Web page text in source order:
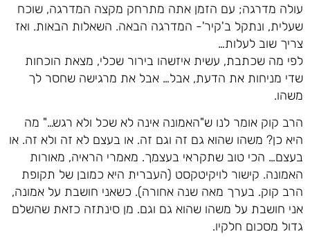
עולה מדרגה; עם הזמן אתה מתרחק מקצה המדרגה, שוכח
שעלית, ונתקל ב'קיר'- המדרגה הבאה. השאלות הבאות. ואז
צריך שוב לעלות…
לפי מה שכתבת, עשית איזשהו בירור שכלי, מצאת הוכחות
שדי מניחות את הדעת, אבל… אבל את מרגישה שחסר לך
משהו.
הרב קוק אומר לנו ש"האמונה אינה לא שכל ולא רגש…" מה
היא כן? משהו שהוא גם זה וגם זה. או בעצם לא זה ולא זה. או
בעצם… הכי טוב שתקראי בעצמך. מאמרי הראיה, מאורות
האמונה. קישור לויקיטקסט (העברית היא כמובן של תקופת
הרב קוק. בערך מאה שנה אחורה). כשאני חושבת על אמונה,
אני חושבת על משהו שהוא גם וגם. מן סינתזה כזאת שהשלם
גדול מסכום חלקיו.